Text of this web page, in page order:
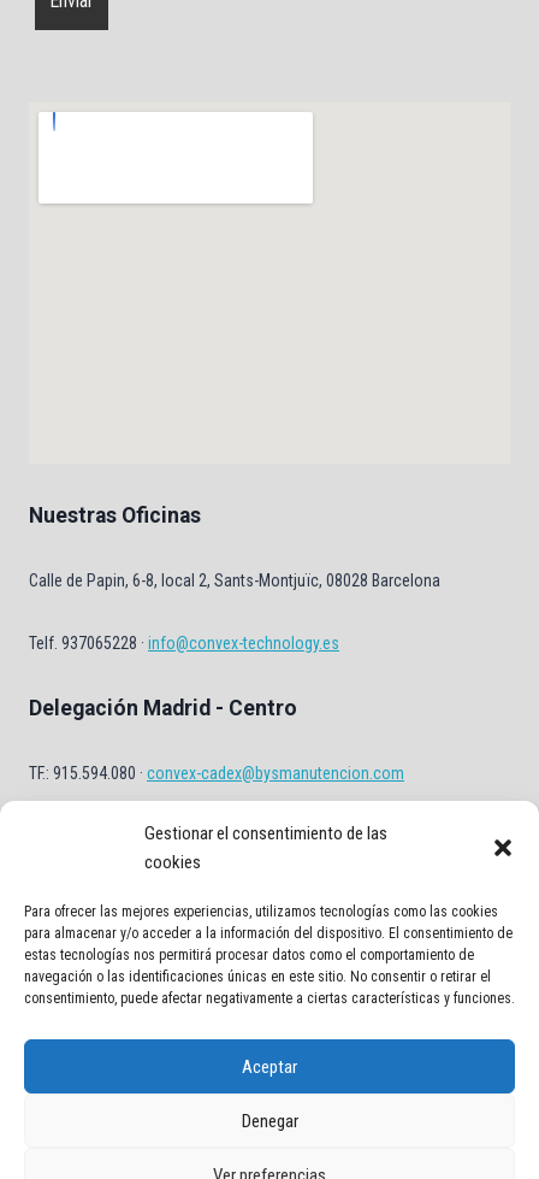
Gestionar el consentimiento de las
cookies
Para ofrecer las mejores experiencias, utilizamos tecnologías como las cookies
para almacenar y/o acceder a la información del dispositivo. El consentimiento de
estas tecnologías nos permitirá procesar datos como el comportamiento de
navegación o las identificaciones únicas en este sitio. No consentir o retirar el
consentimiento, puede afectar negativamente a ciertas características y funciones.
Aceptar
Denegar
Nuestras Oficinas
Calle de Papin, 6-8, local 2, Sants-Montjuïc, 08028 Barcelona
Telf. 937065228 · info@convex-technology.es
Delegación Madrid - Centro
TF.: 915.594.080 · convex-cadex@bysmanutencion.com
Aviso Legal Política de privacidad Política de Cookies
Contacto
© 2026 Transportadores industriales en España | Cintas y soluciones